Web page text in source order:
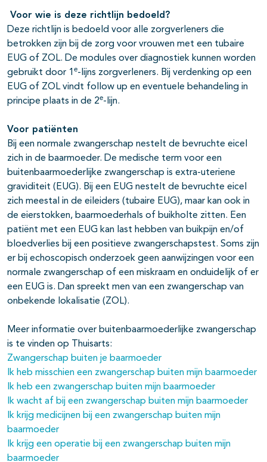
Voor wie is deze richtlijn bedoeld?
Deze richtlijn is bedoeld voor alle zorgverleners die
betrokken zijn bij de zorg voor vrouwen met een tubaire
EUG of ZOL. De modules over diagnostiek kunnen worden
gebruikt door 1 e-lijns zorgverleners. Bij verdenking op een
EUG of ZOL vindt follow up en eventuele behandeling in
principe plaats in de 2e-lijn.
Voor patiënten
Bij een normale zwangerschap nestelt de bevruchte eicel
zich in de baarmoeder. De medische term voor een
buitenbaarmoederlijke zwangerschap is extra-uteriene
graviditeit (EUG). Bij een EUG nestelt de bevruchte eicel
zich meestal in de eileiders (tubaire EUG), maar kan ook in
de eierstokken, baarmoederhals of buikholte zitten. Een
patiënt met een EUG kan last hebben van buikpijn en/of
bloedverlies bij een positieve zwangerschapstest. Soms zijn
er bij echoscopisch onderzoek geen aanwijzingen voor een
normale zwangerschap of een miskraam en onduidelijk of er
een EUG is. Dan spreekt men van een zwangerschap van
onbekende lokalisatie (ZOL).
Meer informatie over buitenbaarmoederlijke zwangerschap
is te vinden op Thuisarts:
Zwangerschap buiten je baarmoeder
Ik heb misschien een zwangerschap buiten mijn baarmoeder
Ik heb een zwangerschap buiten mijn baarmoeder
Ik wacht af bij een zwangerschap buiten mijn baarmoeder
Ik krijg medicijnen bij een zwangerschap buiten mijn
baarmoeder
Ik krijg een operatie bij een zwangerschap buiten mijn
baarmoeder